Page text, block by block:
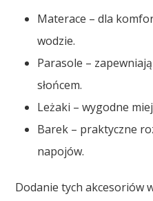
Materace – dla
wodzie.
Parasole –
słońcem.
Leżaki – wygodne
Barek – praktyczne
napojów.
Dodanie tych akcesoriów